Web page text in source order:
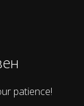
patience!